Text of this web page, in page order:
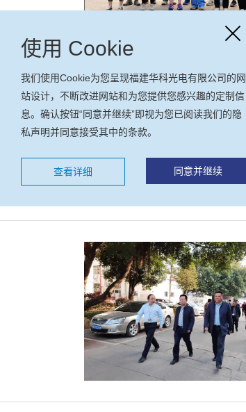
使用 Cookie
我们使用Cookie为您呈现福建华科光电有限公司的网
站设计，不断改进网站和为您提供您感兴趣的定制信
息。确认按钮“同意并继续”即视为您已阅读我们的隐
私声明并同意接受其中的条款。
查看详细 同意并继续